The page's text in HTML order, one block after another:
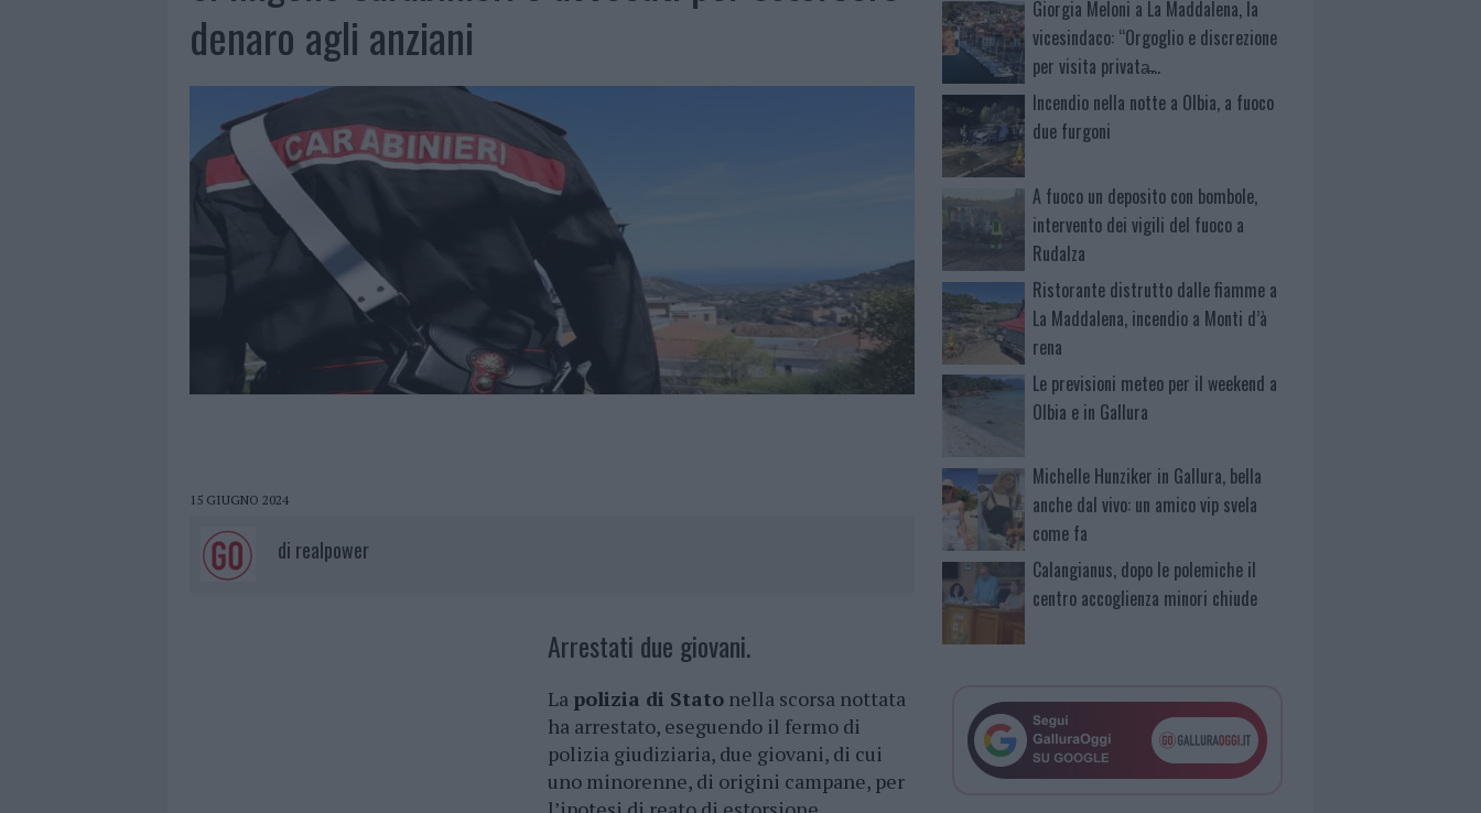
denaro agli anziani
15 GIUGNO 2024
di realpower
Arrestati due giovani.
La polizia di Stato nella scorsa nottata
ha arrestato, eseguendo il fermo di
polizia giudiziaria, due giovani, di cui
uno minorenne, di origini campane, per
Giorgia Meloni a La Maddalena, la
vicesindaco: “Orgoglio e discrezione
per visita privata̶…
Incendio nella notte a Olbia, a fuoco
due furgoni
A fuoco un deposito con bombole,
intervento dei vigili del fuoco a
Rudalza
Ristorante distrutto dalle fiamme a
La Maddalena, incendio a Monti d’à
rena
Le previsioni meteo per il weekend a
Olbia e in Gallura
Michelle Hunziker in Gallura, bella
anche dal vivo: un amico vip svela
come fa
Calangianus, dopo le polemiche il
centro accoglienza minori chiude